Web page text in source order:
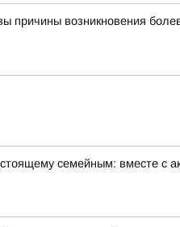
возникновения
семейным: вместе с